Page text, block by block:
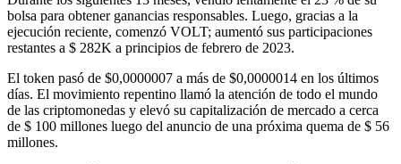
bolsa para obtener ganancias responsables. Luego, gracias a la
ejecución reciente, comenzó VOLT; aumentó sus participaciones
restantes a $ 282K a principios de febrero de 2023.
El token pasó de $0,0000007 a más de $0,0000014 en los últimos
días. El movimiento repentino llamó la atención de todo el mundo
de las criptomonedas y elevó su capitalización de mercado a cerca
de $ 100 millones luego del anuncio de una próxima quema de $ 56
millones.